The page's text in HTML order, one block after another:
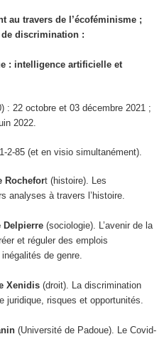
au travers de l’écoféminisme ;
de discrimination :
: intelligence artificielle et
: 22 octobre et 03 décembre 2021 ;
2022.
2-85 (et en visio simultanément).
Rochefort (histoire). Les
analyses à travers l’histoire.
Delpierre (sociologie). L’avenir de la
et réguler des emplois
de genre.
Xenidis (droit). La discrimination
juridique, risques et opportunités.
(Université de Padoue). Le Covid-